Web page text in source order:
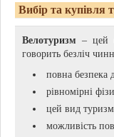
Вибір та купівля
Велотуризм – цей
говорить безліч
повна безпека
рівномірні
цей вид
можливість